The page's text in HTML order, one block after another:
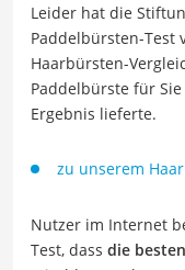
Leider hat die
Paddelbürsten-Test
Haarbürsten-
Paddelbürste für
Ergebnis lieferte.
zu unserem
Nutzer im Internet
Test, dass die